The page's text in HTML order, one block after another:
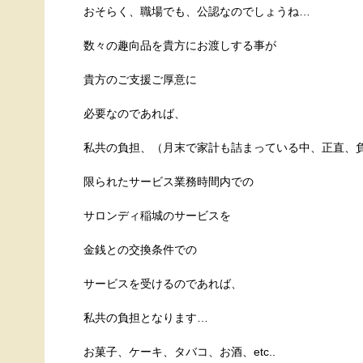
おそらく、職場でも、公認なのでしょうね…
数々の趣向品を貴方にお渡しする事が
貴方のご支援ご厚意に
必要なのであれば、
私共の負担、（月末で家計も詰まっている中、正直、
限られたサービス業務時間内での
サロンディ稲城のサービスを
金銭との交換条件での
サービスを受けるのであれば、
私共の負担となります…
お菓子、ケーキ、タバコ、お酒、etc..